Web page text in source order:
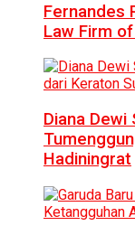
Fernandes
Law Firm
Diana Dewi
Hadiningrat